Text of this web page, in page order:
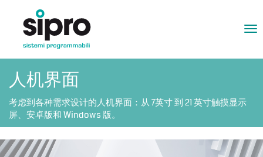
人机界面
考虑到各种需求设计的人机界面：从 7英寸 到 21 英寸触摸显示
屏、安卓版和 Windows 版。